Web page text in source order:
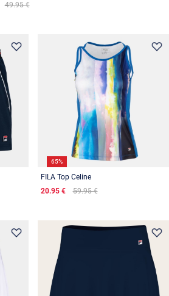
49.95 €
65%
FILA Top Celine
20.95 €
59.95 €